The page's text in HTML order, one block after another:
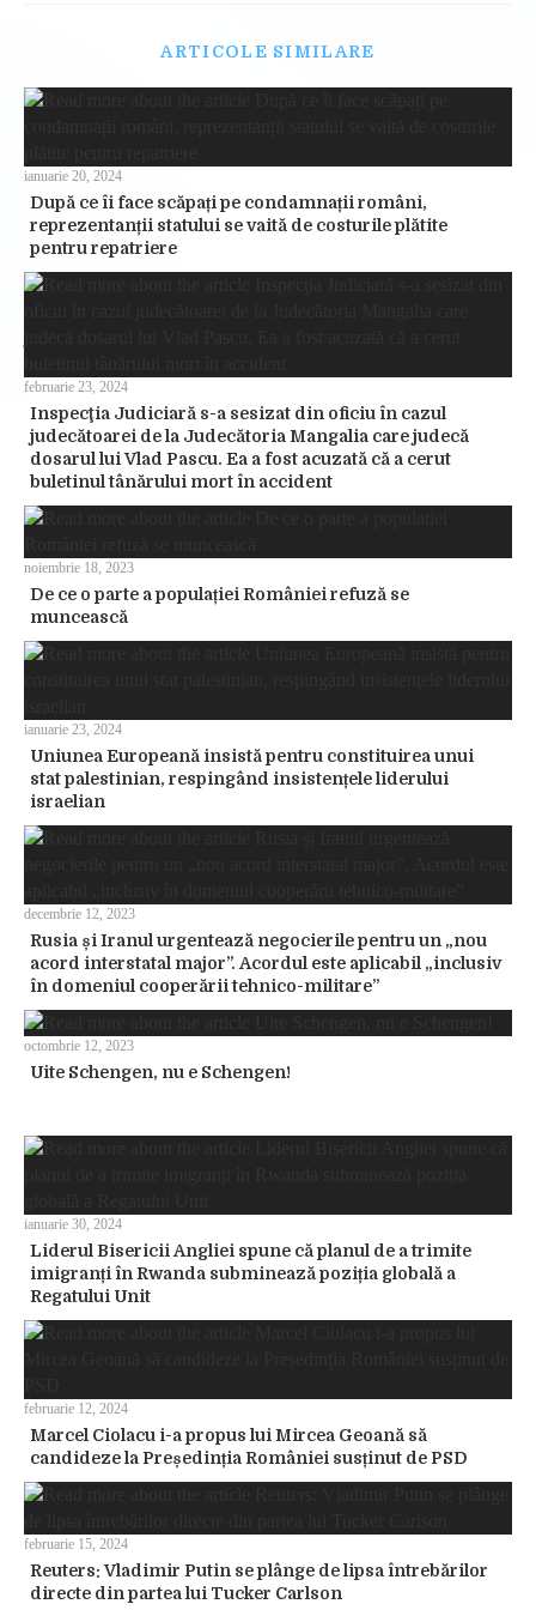
ARTICOLE SIMILARE
După ce îi face scăpați pe condamnații români,
reprezentanții statului se vaită de costurile plătite
pentru repatriere
ianuarie 20, 2024
Inspecţia Judiciară s-a sesizat din oficiu în cazul
judecătoarei de la Judecătoria Mangalia care judecă
dosarul lui Vlad Pascu. Ea a fost acuzată că a cerut
buletinul tânărului mort în accident
februarie 23, 2024
De ce o parte a populației României refuză se
muncească
noiembrie 18, 2023
Uniunea Europeană insistă pentru constituirea unui
stat palestinian, respingând insistențele liderului
israelian
ianuarie 23, 2024
Rusia și Iranul urgentează negocierile pentru un „nou
acord interstatal major”. Acordul este aplicabil „inclusiv
în domeniul cooperării tehnico-militare”
decembrie 12, 2023
Uite Schengen, nu e Schengen!
octombrie 12, 2023
Liderul Bisericii Angliei spune că planul de a trimite
imigranți în Rwanda subminează poziția globală a
Regatului Unit
ianuarie 30, 2024
Marcel Ciolacu i-a propus lui Mircea Geoană să
candideze la Președinția României susținut de PSD
februarie 12, 2024
Reuters: Vladimir Putin se plânge de lipsa întrebărilor
directe din partea lui Tucker Carlson
februarie 15, 2024